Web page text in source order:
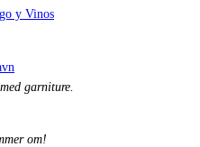
garniture.
om!